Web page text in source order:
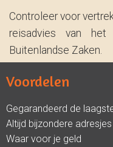
Controleer voor
reisadvies van
Buitenlandse Zaken.
Voordelen
Gegarandeerd de
Altijd bijzondere adresjes
Waar voor je geld